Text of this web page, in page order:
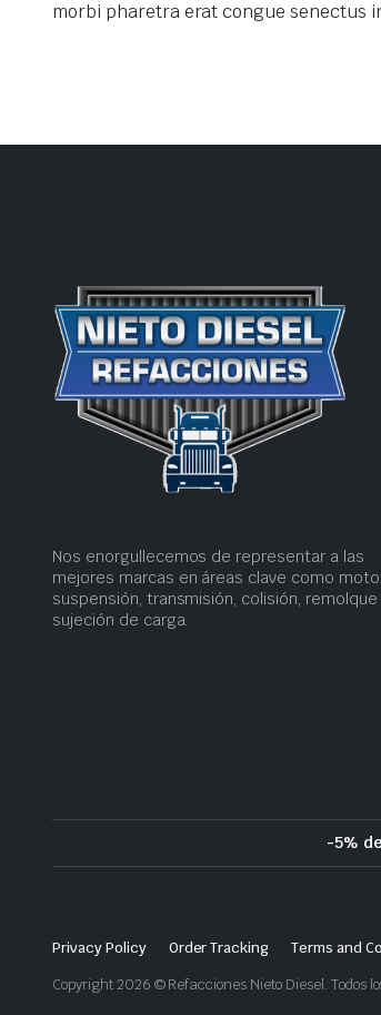
morbi pharetra erat congue senectus
Nos enorgullecemos de representar a las
mejores marcas en áreas clave como
suspensión, transmisión, colisión, remolque
sujeción de carga.
-5%
Privacy Policy Order Tracking Terms and
Copyright 2026 © Refacciones Nieto Diesel. Todos